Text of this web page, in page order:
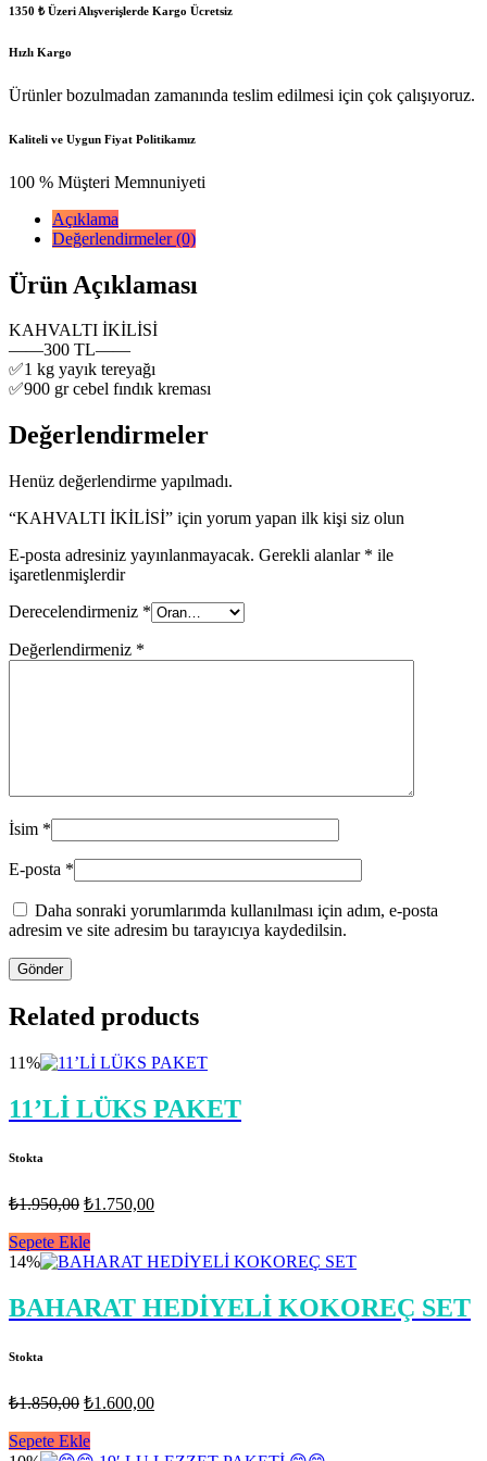
1350 ₺ Üzeri Alışverişlerde Kargo Ücretsiz
Hızlı Kargo
Ürünler bozulmadan zamanında teslim edilmesi için çok çalışıyoruz.
Kaliteli ve Uygun Fiyat Politikamız
100 % Müşteri Memnuniyeti
Açıklama
Değerlendirmeler (0)
Ürün Açıklaması
KAHVALTI İKİLİSİ
——300 TL——
✅1 kg yayık tereyağı
✅900 gr cebel fındık kreması
Değerlendirmeler
Henüz değerlendirme yapılmadı.
“KAHVALTI İKİLİSİ” için yorum yapan ilk kişi siz olun
E-posta adresiniz yayınlanmayacak. Gerekli alanlar * ile
işaretlenmişlerdir
Derecelendirmeniz *
Değerlendirmeniz *
İsim *
E-posta *
Daha sonraki yorumlarımda kullanılması için adım, e-posta
adresim ve site adresim bu tarayıcıya kaydedilsin.
Related products
11%
11’Lİ LÜKS PAKET
Stokta
₺1.950,00 Orijinal
₺1.950,00.
₺1.750,00Şu
₺1.750,00.
Sepete Ekle
14%
BAHARAT HEDİYELİ KOKOREÇ SET
Stokta
₺1.850,00 Orijinal
₺1.850,00.
₺1.600,00Şu
Sepete Ekle